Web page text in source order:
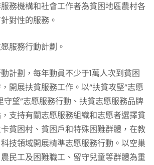
務機構和社會工作者為貧困地區農村各
對性的服務。
服務行動計劃。
計劃，每年動員不少于1萬人次到貧困
開展扶貧服務工作。以“扶貧攻堅”志愿
守望”志愿服務行動、扶貧志愿服務品牌
支持有關志愿服務組織和志愿者選擇貧
貧困村、貧困戶和特殊困難群體，在教
技領域開展精準志愿服務行動。以空巢
民工及困難職工、留守兒童等群體為重